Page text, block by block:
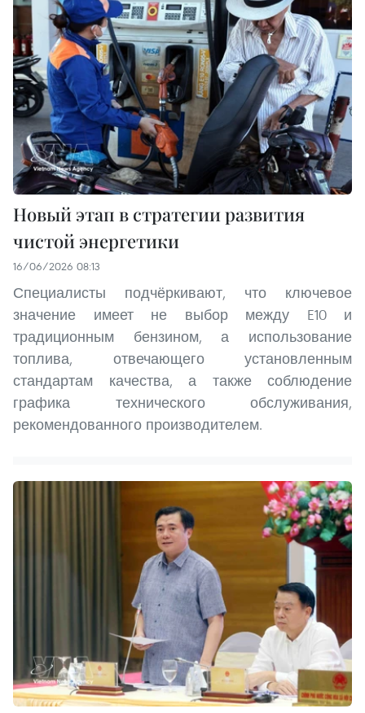
Новый этап в стратегии развития
чистой энергетики
16/06/2026 08:13
Специалисты подчёркивают, что ключевое
значение имеет не выбор между E10 и
традиционным бензином, а использование
топлива, отвечающего установленным
стандартам качества, а также соблюдение
графика технического обслуживания,
рекомендованного производителем.